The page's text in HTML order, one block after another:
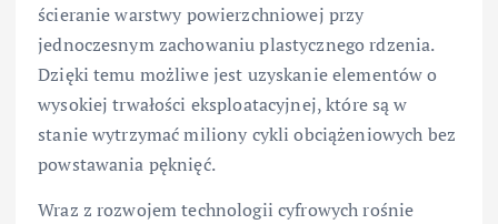
ścieranie warstwy powierzchniowej przy
jednoczesnym zachowaniu plastycznego rdzenia.
Dzięki temu możliwe jest uzyskanie elementów o
wysokiej trwałości eksploatacyjnej, które są w
stanie wytrzymać miliony cykli obciążeniowych bez
powstawania pęknięć.
Wraz z rozwojem technologii cyfrowych rośnie